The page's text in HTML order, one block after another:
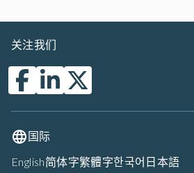
关注我们
国际
English简体字繁體字한국어 日本語